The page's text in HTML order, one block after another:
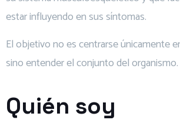
estar influyendo en sus síntomas.
El objetivo no es centrarse únicamente
sino entender el conjunto del organismo.
Quién soy